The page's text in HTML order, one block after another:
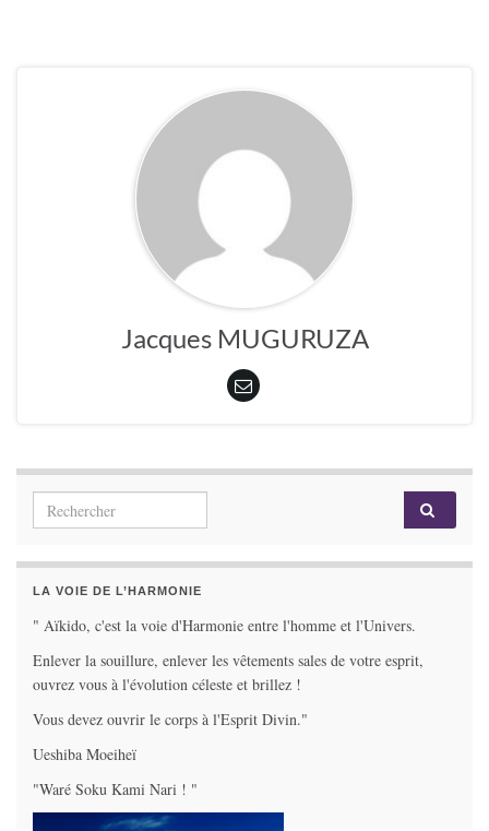
Jacques MUGURUZA
Search for:
LA VOIE DE L’HARMONIE
" Aïkido, c'est la voie d'Harmonie entre l'homme et l'Univers.
Enlever la souillure, enlever les vêtements sales de votre esprit,
ouvrez vous à l'évolution céleste et brillez !
Vous devez ouvrir le corps à l'Esprit Divin."
Ueshiba Moeiheï
"Waré Soku Kami Nari ! "